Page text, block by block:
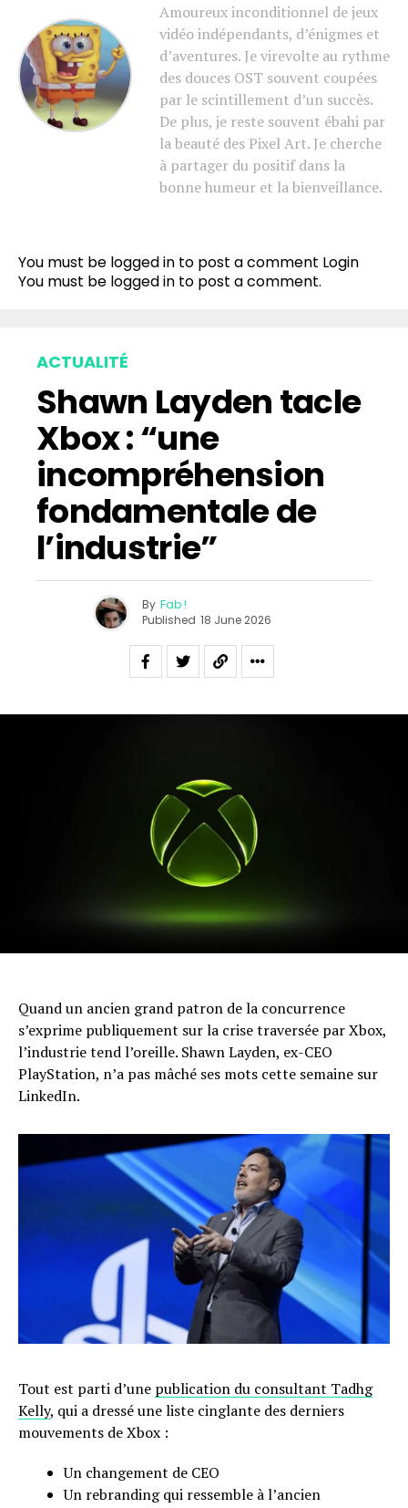
Amoureux inconditionnel de jeux
vidéo indépendants, d’énigmes et
d’aventures. Je virevolte au rythme
des douces OST souvent coupées
par le scintillement d’un succès.
De plus, je reste souvent ébahi par
la beauté des Pixel Art. Je cherche
à partager du positif dans la
bonne humeur et la bienveillance.
You must be logged in to post a comment Login
You must be logged in to post a comment.
ACTUALITÉ
Shawn Layden tacle
Xbox : “une
incompréhension
fondamentale de
l’industrie”
By Fab !
Published 18 June 2026
Quand un ancien grand patron de la concurrence
s’exprime publiquement sur la crise traversée par Xbox,
l’industrie tend l’oreille. Shawn Layden, ex-CEO
PlayStation, n’a pas mâché ses mots cette semaine sur
LinkedIn.
Tout est parti d’une publication du consultant Tadhg
Kelly, qui a dressé une liste cinglante des derniers
mouvements de Xbox :
Un changement de CEO
Un rebranding qui ressemble à l’ancien
Pinterest